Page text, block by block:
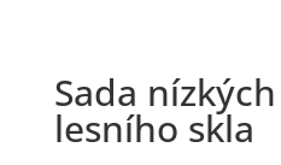
Sada
lesního skla